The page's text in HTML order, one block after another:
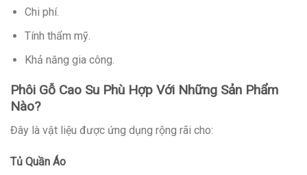
Chi phí.
Tính thẩm mỹ.
Khả năng gia công.
Phôi Gỗ Cao Su Phù Hợp Với Những Sản Phẩm
Nào?
Đây là vật liệu được ứng dụng rộng rãi cho:
Tủ Quần Áo